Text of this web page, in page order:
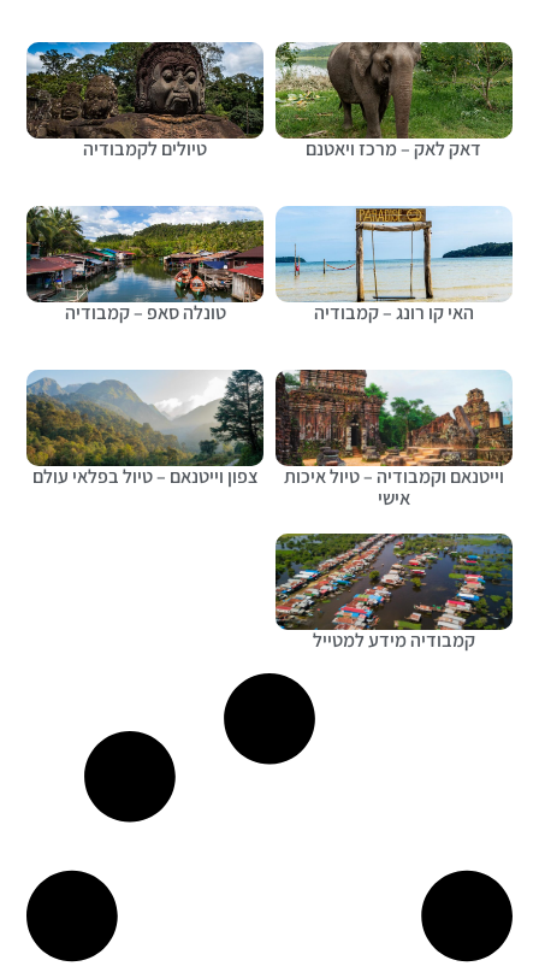
דאק לאק – מרכז ויאטנם טיולים לקמבודיה
האי קו רונג – קמבודיה טונלה סאפ – קמבודיה
וייטנאם וקמבודיה – טיול איכות
אישי
צפון וייטנאם – טיול בפלאי עולם
קמבודיה מידע למטייל